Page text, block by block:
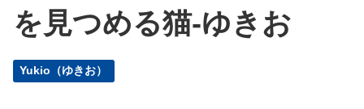
を見つめる猫-ゆきお
Yukio（ゆきお）